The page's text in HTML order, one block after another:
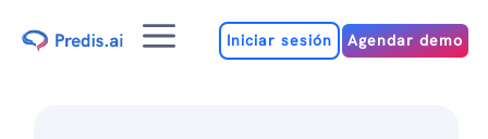
MenúIniciar sesión Agendar demo